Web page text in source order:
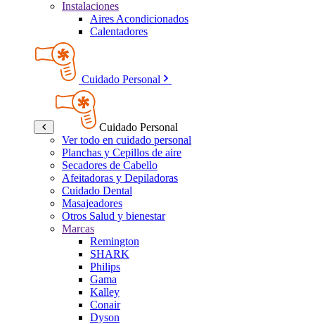
Instalaciones
Aires Acondicionados
Calentadores
Cuidado Personal
Cuidado Personal
Ver todo en cuidado personal
Planchas y Cepillos de aire
Secadores de Cabello
Afeitadoras y Depiladoras
Cuidado Dental
Masajeadores
Otros Salud y bienestar
Marcas
Remington
SHARK
Philips
Gama
Kalley
Conair
Dyson